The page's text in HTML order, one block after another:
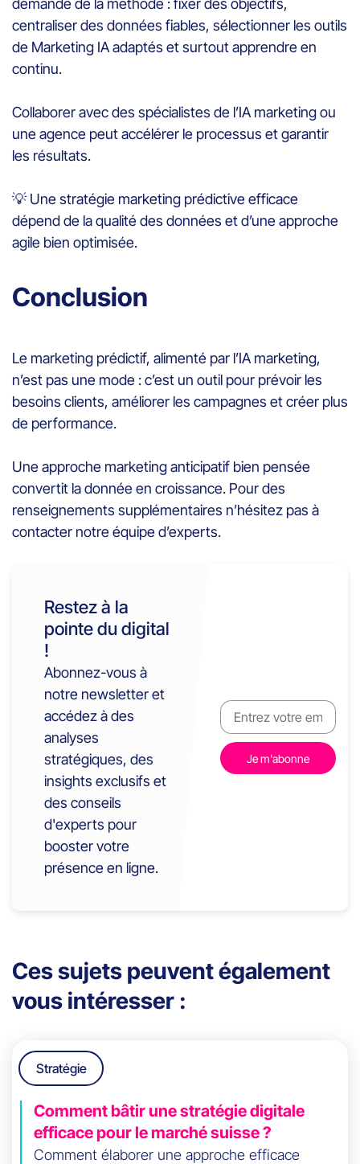
demande de la méthode : fixer des objectifs,
centraliser des données fiables, sélectionner les outils
de Marketing IA adaptés et surtout apprendre en
continu.
Collaborer avec des spécialistes de l’IA marketing ou
une agence peut accélérer le processus et garantir
les résultats.
💡 Une stratégie marketing prédictive efficace
dépend de la qualité des données et d’une approche
agile bien optimisée.
Conclusion
Le marketing prédictif, alimenté par l’IA marketing,
n’est pas une mode : c’est un outil pour prévoir les
besoins clients, améliorer les campagnes et créer plus
de performance.
Une approche marketing anticipatif bien pensée
convertit la donnée en croissance. Pour des
renseignements supplémentaires n’hésitez pas à
contacter notre équipe d’experts.
Restez à la
pointe du digital
!
Abonnez-vous à
notre newsletter et
accédez à des
analyses
stratégiques, des
insights exclusifs et
des conseils
d'experts pour
booster votre
présence en ligne.
Ces sujets peuvent également
vous intéresser :
Stratégie
Comment bâtir une stratégie digitale
efficace pour le marché suisse ?
Comment élaborer une approche efficace